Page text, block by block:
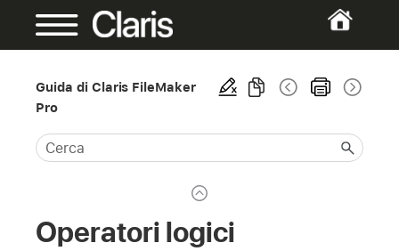
Guida di Claris FileMaker
Pro
Operatori logici